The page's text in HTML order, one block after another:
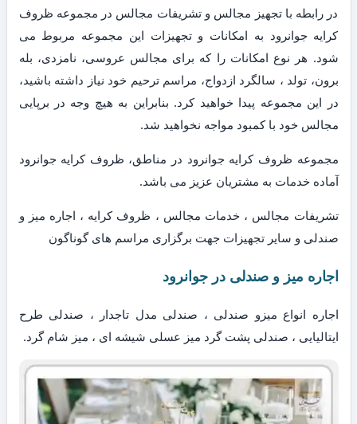
در رابطه با تجهیز مجالس و تشریفات مجالس در مجموعه ظروف
کرایه جوانرود به امکانات و تجهیزات این مجموعه مربوط می
شود. هر نوع امکانات را که برای مجالس عروسی، نامزدی، بله
برون، تولد ، سالگرد ازدواج، مراسم ترحیم خود نیاز داشته باشید،
در این مجموعه پیدا خواهید کرد. بنابراین به هیچ وجه در برپایی
مجالس خود با کمبود مواجه نخواهید شد.
مجموعه ظروف کرایه جوانرود در مناطق، ظروف کرایه جوانرود
آماده خدمات به مشتریان عزیز می باشد.
تشریفات مجالس ، خدمات مجالس ، ظروف کرایه ، اجاره میز و
صندلی و سایر تجهیزات جهت برگزاری مراسم های گوناگون
اجاره میز و صندلی در جوانرود
اجاره انواع میزو صندلی ، صندلی مدل تاجدار ، صندلی طرح
ایتالیایی ، صندلی پشت گرد میز عسلی شیشه ای ، میز شام گرد.